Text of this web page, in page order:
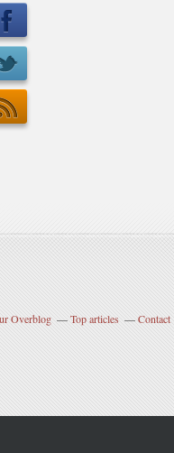
Overblog Top articles Contact